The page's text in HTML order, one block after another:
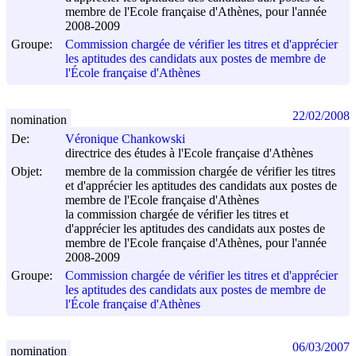
membre de l'Ecole française d'Athènes, pour l'année
2008-2009
Groupe:
Commission chargée de vérifier les titres et d'apprécier
les aptitudes des candidats aux postes de membre de
l'École française d'Athènes
De:
Véronique Chankowski
directrice des études à l'Ecole française d'Athènes
Objet:
membre de la commission chargée de vérifier les titres
et d'apprécier les aptitudes des candidats aux postes de
membre de l'Ecole française d'Athènes
la commission chargée de vérifier les titres et
d'apprécier les aptitudes des candidats aux postes de
membre de l'Ecole française d'Athènes, pour l'année
2008-2009
Groupe:
Commission chargée de vérifier les titres et d'apprécier
les aptitudes des candidats aux postes de membre de
l'École française d'Athènes
nomination 22/02/2008
nomination 06/03/2007